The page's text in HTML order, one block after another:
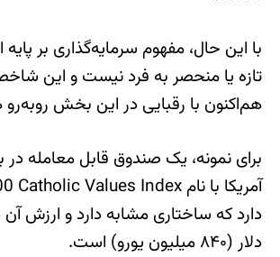
با این حال، مفهوم سرمایه‌گذاری بر
تازه یا منحصر به فرد نیست و این
هم‌اکنون با رقبایی در این بخش
برای نمونه، یک صندوق قابل معامله
دلار (۸۴۰ میلیون یورو) است.